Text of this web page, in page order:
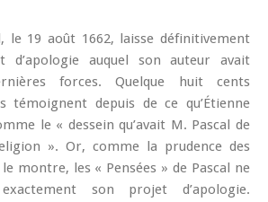
le 19 août 1662, laisse définitivement
d’apologie auquel son auteur avait
forces. Quelque huit cents
témoignent depuis de ce qu’Étienne
le « dessein qu’avait M. Pascal de
». Or, comme la prudence des
montre, les « Pensées » de Pascal ne
son projet d’apologie.